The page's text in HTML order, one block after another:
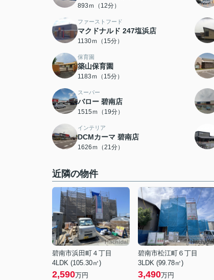
893ｍ（12分）
ファーストフード
マクドナルド 247塩浜店
1130ｍ（15分）
保育園
築山保育園
1183ｍ（15分）
スーパー
バロー 碧南店
1515ｍ（19分）
インテリア
DCMカーマ 碧南店
1626ｍ（21分）
近隣の物件
碧南市浜田町４丁目
4LDK (105.30㎡)
2,590万円
碧南市松江町６丁目
3LDK (99.78㎡)
3,490万円